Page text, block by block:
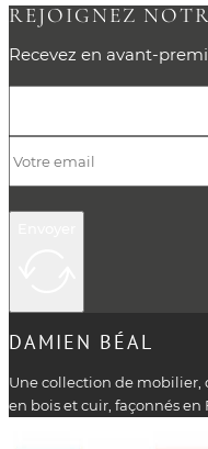
REJOIGNEZ
Recevez en avant-
DAMIEN BÉAL
Une collection de
en bois et cuir, façonnés